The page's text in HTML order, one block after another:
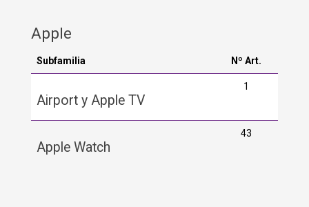
Apple
Subfamilia Nº Art.
Airport y Apple TV
1
Apple Watch
43